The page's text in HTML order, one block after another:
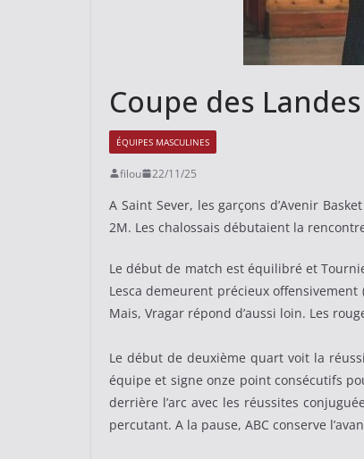
Coupe des
ÉQUIPES MASCULINES
filou 22/11/25
A Saint Sever, les garçons d’Avenir
2M. Les chalossais débutaient la
Le début de match est équilibré et
Lesca demeurent précieux offensivement
Mais, Vragar répond d’aussi loin. Les
Le début de deuxième quart voit la
équipe et signe onze point consécutifs
derrière l’arc avec les réussites
percutant. A la pause, ABC conserve